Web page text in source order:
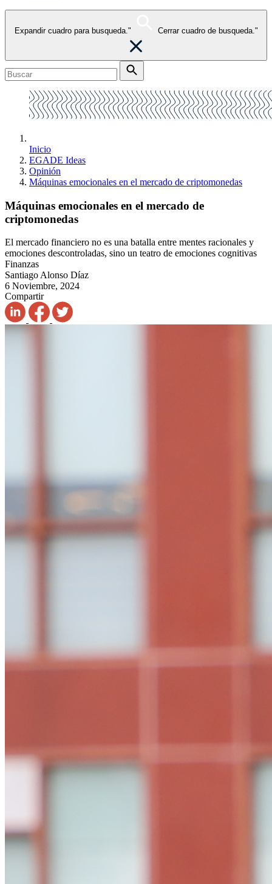
Expandir cuadro para busqueda." Cerrar cuadro de busqueda."
Inicio
EGADE Ideas
Opinión
Máquinas emocionales en el mercado de criptomonedas
Máquinas emocionales en el mercado de
criptomonedas
El mercado financiero no es una batalla entre mentes racionales y
emociones descontroladas, sino un teatro de emociones cognitivas
Finanzas
Santiago Alonso Díaz
6 Noviembre, 2024
Compartir